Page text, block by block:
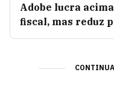
Adobe lucra
fiscal, mas reduz